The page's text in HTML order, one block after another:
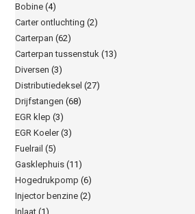
Bobine (4)
Carter ontluchting (2)
Carterpan (62)
Carterpan tussenstuk (13)
Diversen (3)
Distributiedeksel (27)
Drijfstangen (68)
EGR klep (3)
EGR Koeler (3)
Fuelrail (5)
Gasklephuis (11)
Hogedrukpomp (6)
Injector benzine (2)
Inlaat (1)